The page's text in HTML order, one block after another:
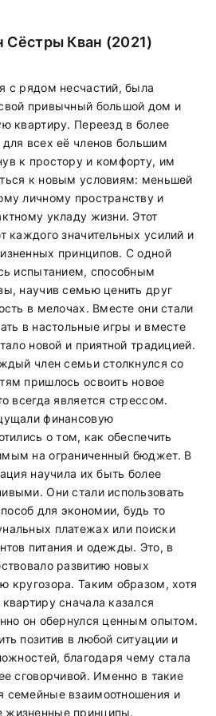
Сёстры Кван (2021)
с рядом несчастий, была
привычный большой дом и
квартиру. Переезд в более
всех её членов большим
к простору и комфорту, им
к новым условиям: меньшей
личному пространству и
укладу жизни. Этот
каждого значительных усилий и
принципов. С одной
испытанием, способным
научив семью ценить друг
в мелочах. Вместе они стали
в настольные игры и вместе
новой и приятной традицией.
член семьи столкнулся со
пришлось освоить новое
всегда является стрессом.
финансовую
о том, как обеспечить
на ограниченный бюджет. В
научила их быть более
Они стали использовать
для экономии, будь то
платежах или поиски
питания и одежды. Это, в
развитию новых
кругозора. Таким образом, хотя
сначала казался
он обернулся ценным опытом.
позитив в любой ситуации и
благодаря чему стала
сговорчивой. Именно в такие
семейные взаимоотношения и
принципы.